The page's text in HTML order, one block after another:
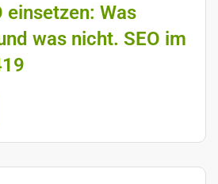
einsetzen: Was
was nicht. SEO im